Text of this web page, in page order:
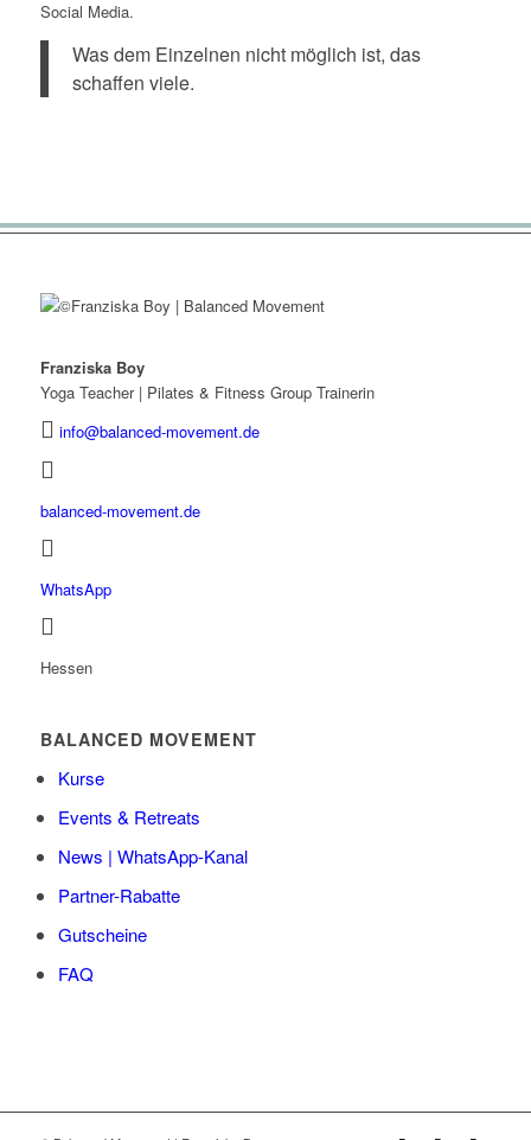
Social Media.
Was dem Einzelnen nicht möglich ist, das
schaffen viele.
Franziska Boy
Yoga Teacher | Pilates & Fitness Group Trainerin
info@balanced-movement.de
balanced-movement.de
WhatsApp
Hessen
BALANCED MOVEMENT
Kurse
Events & Retreats
News | WhatsApp-Kanal
Partner-Rabatte
Gutscheine
FAQ